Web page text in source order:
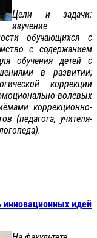
Цели и задачи:
изучение
обучающихся с
с содержанием
обучения детей с
в развитии;
коррекции
волевых
коррекционно-
(педагога, учителя-
инновационных идей